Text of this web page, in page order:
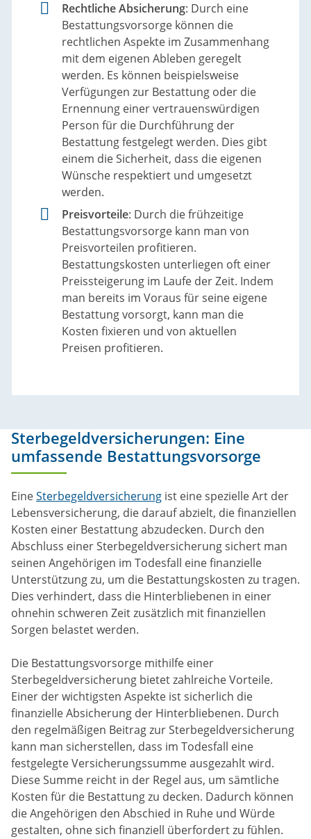
Rechtliche Absicherung: Durch eine
Bestattungsvorsorge können die
rechtlichen Aspekte im Zusammenhang
mit dem eigenen Ableben geregelt
werden. Es können beispielsweise
Verfügungen zur Bestattung oder die
Ernennung einer vertrauenswürdigen
Person für die Durchführung der
Bestattung festgelegt werden. Dies gibt
einem die Sicherheit, dass die eigenen
Wünsche respektiert und umgesetzt
werden.
Preisvorteile: Durch die frühzeitige
Bestattungsvorsorge kann man von
Preisvorteilen profitieren.
Bestattungskosten unterliegen oft einer
Preissteigerung im Laufe der Zeit. Indem
man bereits im Voraus für seine eigene
Bestattung vorsorgt, kann man die
Kosten fixieren und von aktuellen
Preisen profitieren.
Sterbegeldversicherungen: Eine
umfassende Bestattungsvorsorge
EineSterbegeldversicherung ist eine spezielle Art der
Lebensversicherung, die darauf abzielt, die finanziellen
Kosten einer Bestattung abzudecken. Durch den
Abschluss einer Sterbegeldversicherung sichert man
seinen Angehörigen im Todesfall eine finanzielle
Unterstützung zu, um die Bestattungskosten zu tragen.
Dies verhindert, dass die Hinterbliebenen in einer
ohnehin schweren Zeit zusätzlich mit finanziellen
Sorgen belastet werden.
Die Bestattungsvorsorge mithilfe einer
Sterbegeldversicherung bietet zahlreiche Vorteile.
Einer der wichtigsten Aspekte ist sicherlich die
finanzielle Absicherung der Hinterbliebenen. Durch
den regelmäßigen Beitrag zur Sterbegeldversicherung
kann man sicherstellen, dass im Todesfall eine
festgelegte Versicherungssumme ausgezahlt wird.
Diese Summe reicht in der Regel aus, um sämtliche
Kosten für die Bestattung zu decken. Dadurch können
die Angehörigen den Abschied in Ruhe und Würde
gestalten, ohne sich finanziell überfordert zu fühlen.